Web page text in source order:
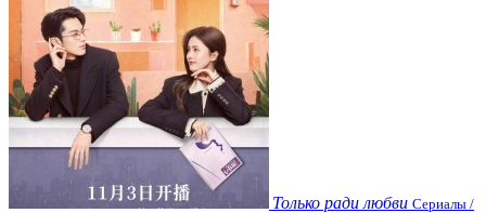
Только ради любви Сериалы /